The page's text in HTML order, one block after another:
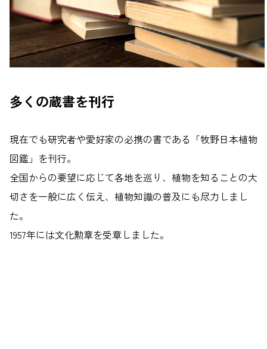
多くの蔵書を刊行
現在でも研究者や愛好家の必携の書である「牧野日本植物
図鑑」を刊行。
全国からの要望に応じて各地を巡り、植物を知ることの大
切さを一般に広く伝え、植物知識の普及にも尽力しまし
た。
1957年には文化勲章を受章しました。